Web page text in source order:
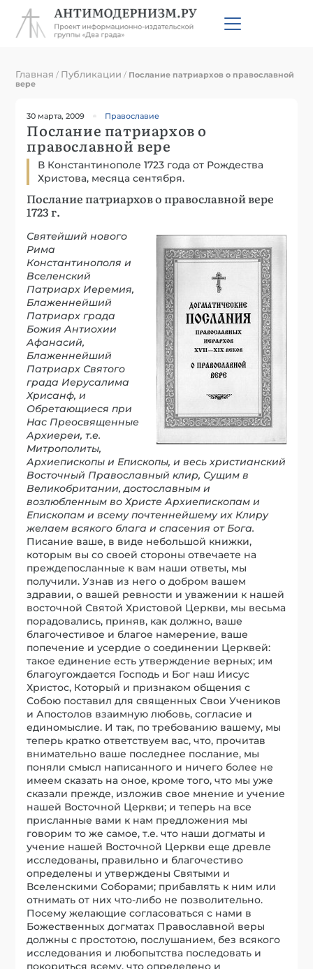
Главная / Публикации / Послание патриархов о православной
вере
30 марта, 2009 Православие
Послание патриархов о
православной вере
В Константинополе 1723 года от Рождества
Христова, месяца сентября.
Послание патриархов о православной вере
1723 г.
Святейший нового
Рима
Константинополя и
Вселенский
Патриарх Иеремия,
Блаженнейший
Патриарх града
Божия Антиохии
Афанасий,
Блаженнейший
Патриарх Святого
града Иерусалима
Хрисанф, и
Обретающиеся при
Нас Преосвященные
Архиереи, т.е.
Митрополиты,
Архиепископы и Епископы, и весь христианский
Восточный Православный клир, Сущим в
Великобритании, достославным и
возлюбленным во Христе Архиепископам и
Епископам и всему почтеннейшему их Клиру
желаем всякого блага и спасения от Бога.
Писание ваше, в виде небольшой книжки,
которым вы со своей стороны отвечаете на
преждепосланные к вам наши ответы, мы
получили. Узнав из него о добром вашем
здравии, о вашей ревности и уважении к нашей
восточной Святой Христовой Церкви, мы весьма
порадовались, приняв, как должно, ваше
благочестивое и благое намерение, ваше
попечение и усердие о соединении Церквей:
такое единение есть утверждение верных; им
благоугождается Господь и Бог наш Иисус
Христос, Который и признаком общения с
Собою поставил для священных Свои Учеников
и Апостолов взаимную любовь, согласие и
единомыслие. И так, по требованию вашему, мы
теперь кратко ответствуем вас, что, прочитав
внимательно ваше последнее послание, мы
поняли смысл написанного и ничего более не
имеем сказать на оное, кроме того, что мы уже
сказали прежде, изложив свое мнение и учение
нашей Восточной Церкви; и теперь на все
присланные вами к нам предложения мы
говорим то же самое, т.е. что наши догматы и
учение нашей Восточной Церкви еще древле
исследованы, правильно и благочестиво
определены и утверждены Святыми и
Вселенскими Соборами; прибавлять к ним или
отнимать от них что-либо не позволительно.
Посему желающие согласоваться с нами в
Божественных догматах Православной веры
должны с простотою, послушанием, без всякого
исследования и любопытства последовать и
покориться всему, что определено и